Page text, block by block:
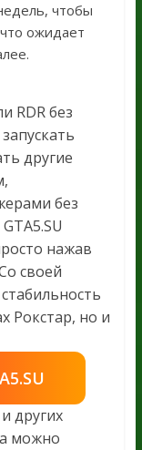
чтобы
ожидает
RDR без
другие
без
нажав
своей
Рокстар, но и
других
можно